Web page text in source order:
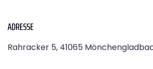
ADRESSE
Rahracker 5, 41065